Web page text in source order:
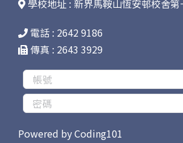
學校地址 : 新界馬鞍山恆安邨校舍第
電話 : 2642 9186
傳真 : 2643 3929
Powered byCoding101